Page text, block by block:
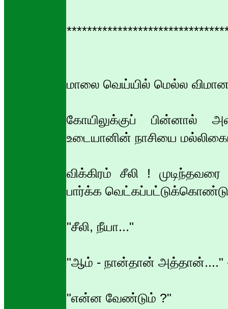
மாலை வெய்யில் மெல்ல
கோயிலுக்குப் பின்னால்
உடையானின் நாசியை
விக்கிரம் சீலி !
பார்க்க வெட்கப்பட்டுக்கொண்டு
"சீலி, நீயா..."
"ஆம் - நான்தான் அத்தான்...." -
"என்ன வேண்டும் ?"